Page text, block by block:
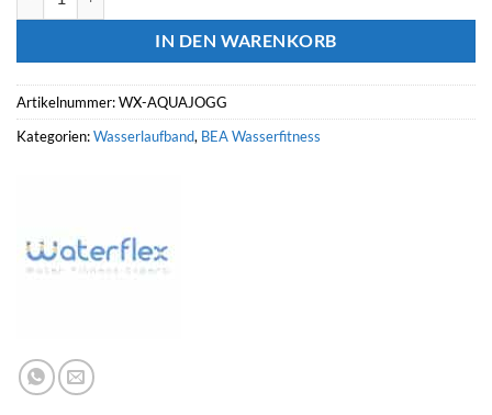
IN DEN WARENKORB
Artikelnummer:WX-AQUAJOGG
Kategorien:Wasserlaufband, BEA Wasserfitness